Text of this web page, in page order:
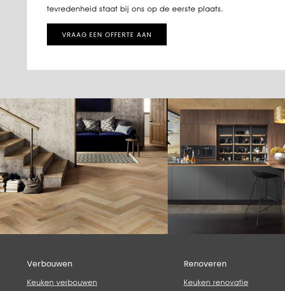
tevredenheid staat bij ons op de eerste plaats.
VRAAG EEN OFFERTE AAN
Verbouwen
Keuken verbouwen
Renoveren
Keuken renovatie